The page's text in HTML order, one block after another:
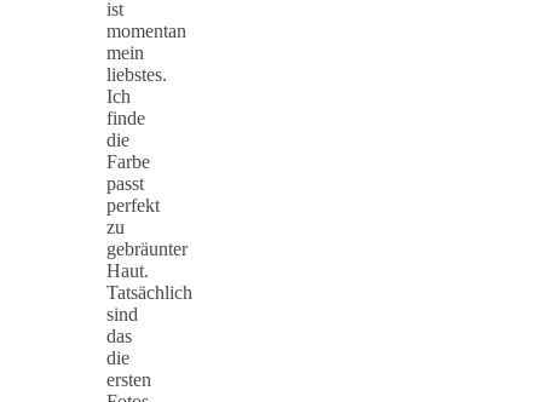
ist
momentan
mein
liebstes.
Ich
finde
die
Farbe
passt
perfekt
zu
gebräunter
Haut.
Tatsächlich
sind
das
die
ersten